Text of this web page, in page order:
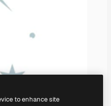
to enhance site